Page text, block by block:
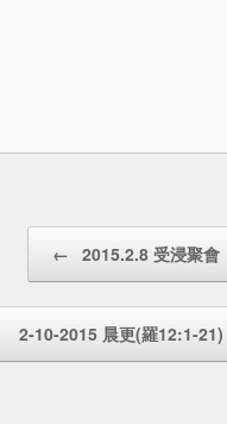
← 2015.2.8 受浸聚會
2-10-2015 晨更(羅12:1-21)